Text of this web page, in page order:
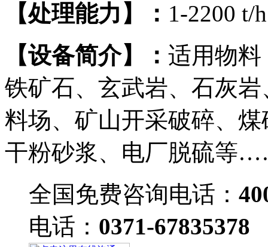
【处理能力】： 1-2200 t/h
【设备简介】： 适用物
铁矿石、玄武岩、石灰
料场、矿山开采破碎、
干粉砂浆、电厂脱硫等
全国免费咨询电话：
电话： 0371-67835378